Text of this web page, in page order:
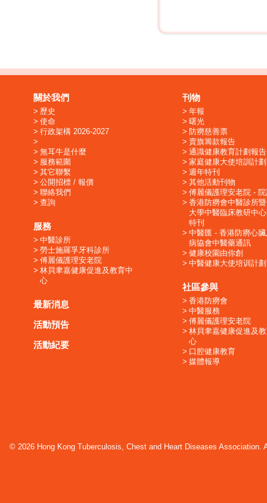
關於我們
歷史
使命
行政架構 2026-2027
無耳牛是什麼
服務範圍
其它聯繫
公開招標 / 報價
聯絡我們
查詢
服務
中醫診所
勞士施羅孚牙科診所
傅麗儀護理安老院
林貝聿嘉健康促進及教育中
心
最新消息
活動預告
活動紀要
刊物
年報
曙光
防癆慈善票
賣旗籌款報告
通識健康教育計劃報告
家庭健康大使培訓計劃
週年特刊
其他活動刊物
傅麗儀護理安老院 -
香港防癆會中醫診所
大學中醫臨床教研中
特刊
中醫匯 - 香港防癆心
病協會中醫藥通訊
健康校園由你創
中醫健康大使培训計劃
社區參與
香港防癆會
中醫服務
傅麗儀護理安老院
林貝聿嘉健康促進及
心
口腔健康教育
媒體報導
© 2026 Hong Kong Tuberculosis, Chest and Heart Diseases Association.